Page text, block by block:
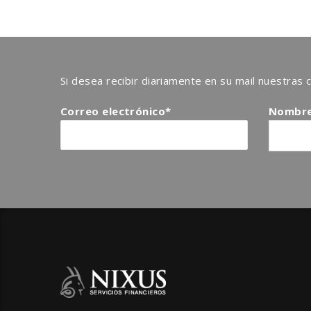
Si desea recibir diariamente en su mail nuestras
Correo electrónico*